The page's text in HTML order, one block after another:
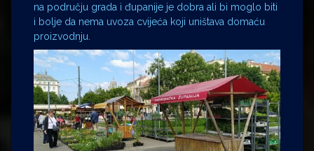
na području grada i đupanije je dobra ali bi moglo biti
i bolje da nema uvoza cvijeća koji uništava domaću
proizvodnju.